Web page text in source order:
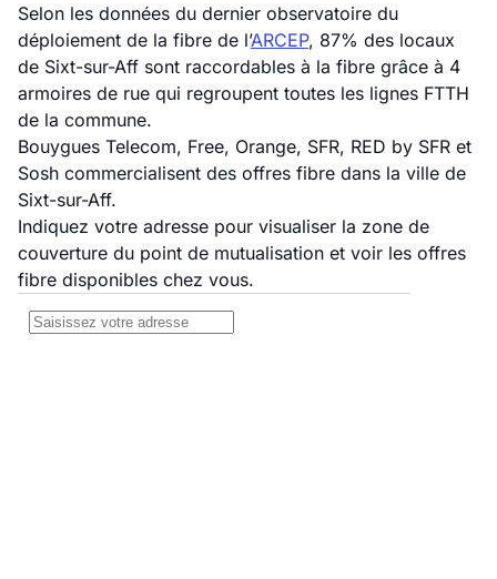
Selon les données du dernier observatoire du
déploiement de la fibre de l’ARCEP, 87% des locaux
de Sixt-sur-Aff sont raccordables à la fibre grâce à 4
armoires de rue qui regroupent toutes les lignes FTTH
de la commune.
Bouygues Telecom, Free, Orange, SFR, RED by SFR et
Sosh commercialisent des offres fibre dans la ville de
Sixt-sur-Aff.
Indiquez votre adresse pour visualiser la zone de
couverture du point de mutualisation et voir les offres
fibre disponibles chez vous.